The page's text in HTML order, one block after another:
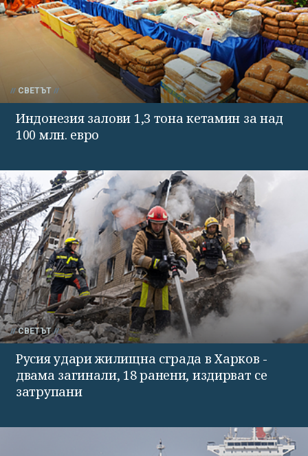
СВЕТЪТ
Индонезия залови 1,3 тона кетамин за над
100 млн. евро
СВЕТЪТ
Русия удари жилищна сграда в Харков -
двама загинали, 18 ранени, издирват се
затрупани